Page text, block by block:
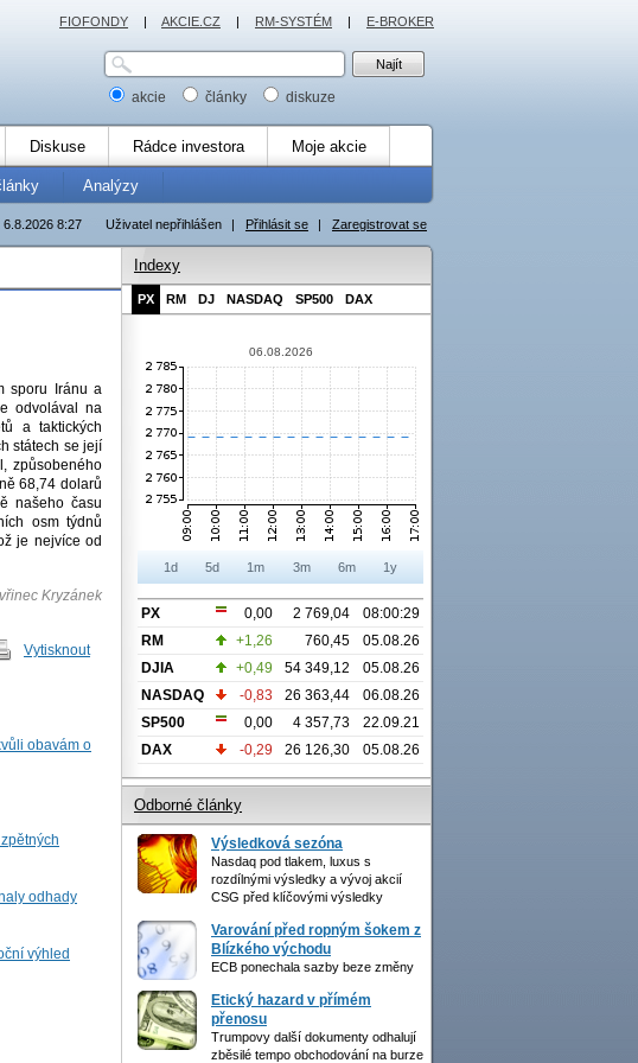
akcie články diskuze
Diskuse Rádce investora Moje akcie
Analýzy
Uživatel nepřihlášen | Přihlásit se | Zaregistrovat se
8:27
sporu Iránu a
odvolával na
a taktických
státech se její
způsobeného
68,74 dolarů
našeho času
osm týdnů
je nejvíce od
Kryzánek
Vytisknout
obavám o
odhady
výhled
Indexy
PX RM DJ NASDAQ SP500 DAX
06.08.2026
1d 5d 1m 3m 6m 1y
PX 0,00 2 769,04
08:00:29
RM
+1,26 760,45
05.08.26
DJIA
+0,49 54 349,12
05.08.26
NASDAQ
-0,83 26 363,44
06.08.26
SP500
0,00 4 357,73
22.09.21
DAX
-0,29 26 126,30 05.08.26
Odborné články
Výsledková sezóna
Nasdaq pod tlakem, luxus s
rozdílnými výsledky a vývoj akcií
CSG před klíčovými výsledky
Varování před ropným šokem z
Blízkého východu
ECB ponechala sazby beze změny
Etický hazard v přímém
přenosu
Trumpovy další dokumenty odhalují
zběsilé tempo obchodování na burze
FIOFONDY | AKCIE.CZ | RM-SYSTÉM | E-BROKER